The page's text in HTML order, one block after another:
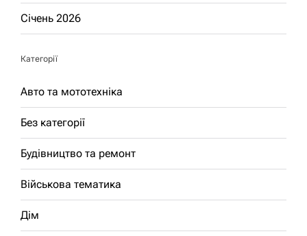
Січень 2026
Категорії
Авто та мототехніка
Без категорії
Будівництво та ремонт
Військова тематика
Дім